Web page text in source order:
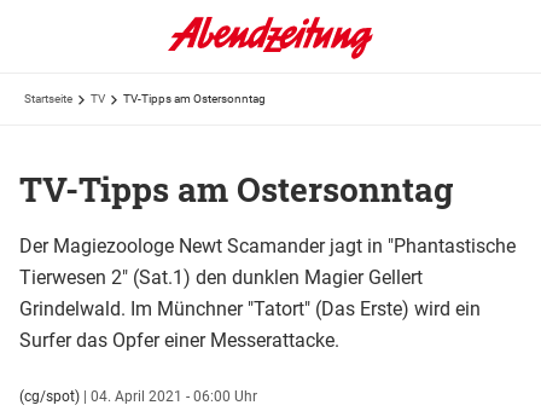
Startseite TV TV-Tipps am Ostersonntag
TV-Tipps am Ostersonntag
Der Magiezoologe Newt Scamander jagt in "Phantastische
Tierwesen 2" (Sat.1) den dunklen Magier Gellert
Grindelwald. Im Münchner "Tatort" (Das Erste) wird ein
Surfer das Opfer einer Messerattacke.
(cg/spot) | 04. April 2021 - 06:00 Uhr